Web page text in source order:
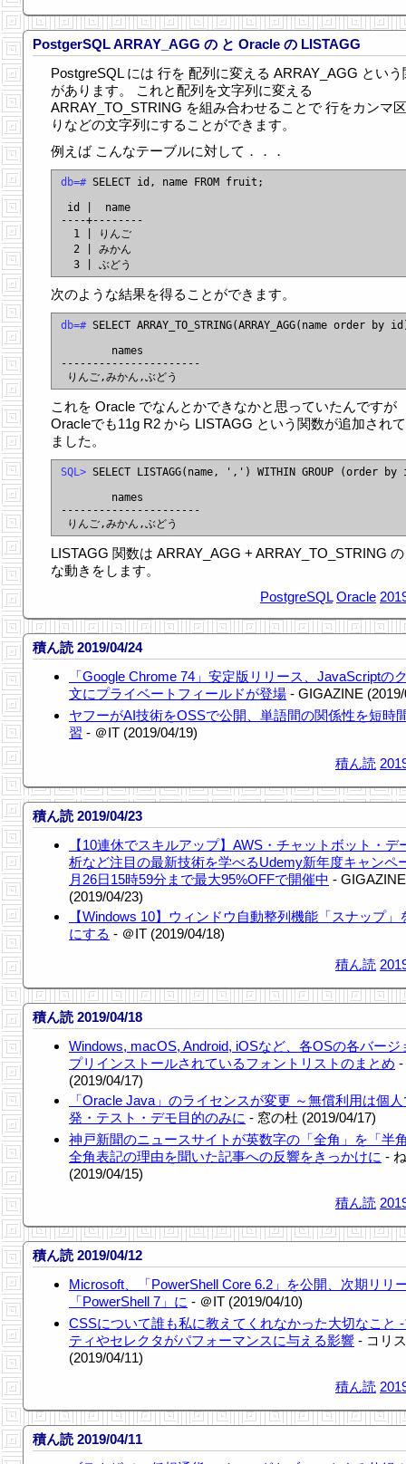
PostgerSQL ARRAY_AGG の と Oracle の LISTAGG
PostgreSQL には 行を 配列に変える ARRAY_AGG という
があります。 これと配列を文字列に変える
ARRAY_TO_STRING を組み合わせることで 行をカンマ
りなどの文字列にすることができます。
例えば こんなテーブルに対して．．．
db=# SELECT id, name FROM fruit;
id |  name
----+--------
  1 | りんご
  2 | みかん
次のような結果を得ることができます。
db=# SELECT ARRAY_TO_STRING(ARRAY_AGG(name
        names
----------------------
これを Oracle でなんとかできなかと思っていたんですが
Oracleでも11g R2 から LISTAGG という関数が追加され
ました。
SQL> SELECT LISTAGG(name, ',') WITHIN GROUP (order
        names
----------------------
LISTAGG 関数は ARRAY_AGG + ARRAY_TO_STRING
な動きをします。
PostgreSQL Oracle
積ん読 2019/04/24
「Google Chrome 74」安定版リリース、JavaScriptの
文にプライベートフィールドが登場 - GIGAZINE
ヤフーがAI技術をOSSで公開、単語間の関係性を短時
習 - ＠IT (2019/04/19)
積ん読
積ん読 2019/04/23
【10連休でスキルアップ】AWS・チャットボット・デ
析など注目の最新技術を学べるUdemy新年度キャンペ
月26日15時59分まで最大95%OFFで開催中 - GIGAZINE
(2019/04/23)
【Windows 10】ウィンドウ自動整列機能「スナップ」
にする - ＠IT (2019/04/18)
積ん読
積ん読 2019/04/18
Windows, macOS, Android, iOSなど、各OSの各バージ
プリインストールされているフォントリストのまとめ -
(2019/04/17)
「Oracle Java」のライセンスが変更 ～無償利用は個
発・テスト・デモ目的のみに - 窓の杜 (2019/04/17)
神戸新聞のニュースサイトが英数字の「全角」を「
全角表記の理由を聞いた記事への反響をきっかけに -
(2019/04/15)
積ん読
積ん読 2019/04/12
Microsoft、「PowerShell Core 6.2」を公開、次期リリ
「PowerShell 7」に - ＠IT (2019/04/10)
CSSについて誰も私に教えてくれなかった大切なこと
ティやセレクタがパフォーマンスに与える影響 - コリス
(2019/04/11)
積ん読
積ん読 2019/04/11